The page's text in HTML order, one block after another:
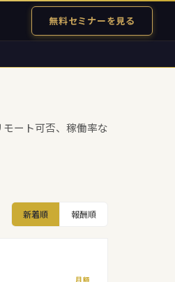
無料セミナーを見る
ート可否、稼働率な
新着順 報酬順
月額